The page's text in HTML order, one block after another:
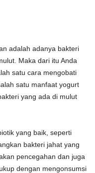
adalah adanya bakteri
Maka dari itu Anda
satu cara mengobati
satu manfaat yogurt
yang ada di mulut
yang baik, seperti
bakteri jahat yang
pencegahan dan juga
dengan mengonsumsi